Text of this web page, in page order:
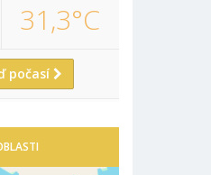
31,3°C
počasí